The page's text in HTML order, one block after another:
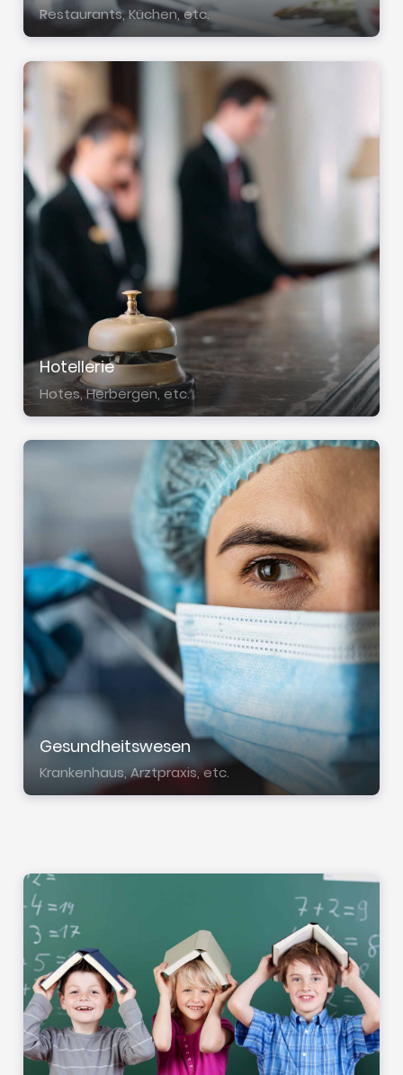
Restau­rants, Küchen, etc.
Hotel­le­rie
Hotes, Herber­gen, etc.
Gesund­heits­we­sen
Kran­ken­haus, Arzt­pra­xis, etc.